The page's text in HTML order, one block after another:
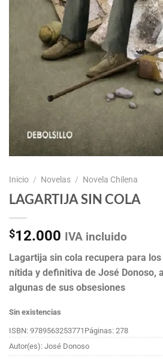
Inicio / Novelas / Novela Chilena
LAGARTIJA SIN COLA
$12.000 IVA incluido
Lagartija sin cola recupera para
nítida y definitiva de José Donoso,
algunas de sus obsesiones
Sin existencias
ISBN: 9789563253771 Páginas: 278
Autor(es): José Donoso